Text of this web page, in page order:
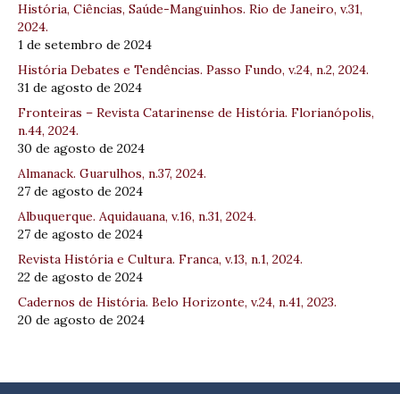
História, Ciências, Saúde-Manguinhos. Rio de Janeiro, v.31,
2024.
1 de setembro de 2024
História Debates e Tendências. Passo Fundo, v.24, n.2, 2024.
31 de agosto de 2024
Fronteiras – Revista Catarinense de História. Florianópolis,
n.44, 2024.
30 de agosto de 2024
Almanack. Guarulhos, n.37, 2024.
27 de agosto de 2024
Albuquerque. Aquidauana, v.16, n.31, 2024.
27 de agosto de 2024
Revista História e Cultura. Franca, v.13, n.1, 2024.
22 de agosto de 2024
Cadernos de História. Belo Horizonte, v.24, n.41, 2023.
20 de agosto de 2024